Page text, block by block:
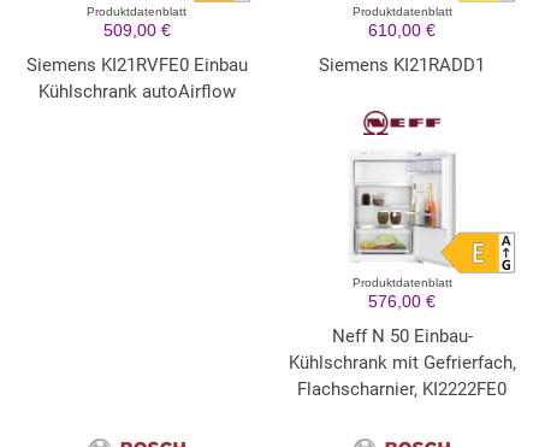
Produktdatenblatt
509,00 €
Siemens KI21RVFE0 Einbau
Kühlschrank autoAirflow
Produktdatenblatt
610,00 €
Siemens KI21RADD1
Produktdatenblatt
576,00 €
Neff N 50 Einbau-
Kühlschrank mit Gefrierfach,
Flachscharnier, KI2222FE0